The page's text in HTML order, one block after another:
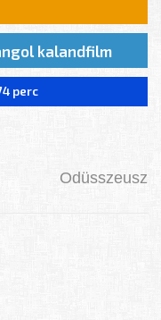
kalandfilm
perc
Odüsszeusz